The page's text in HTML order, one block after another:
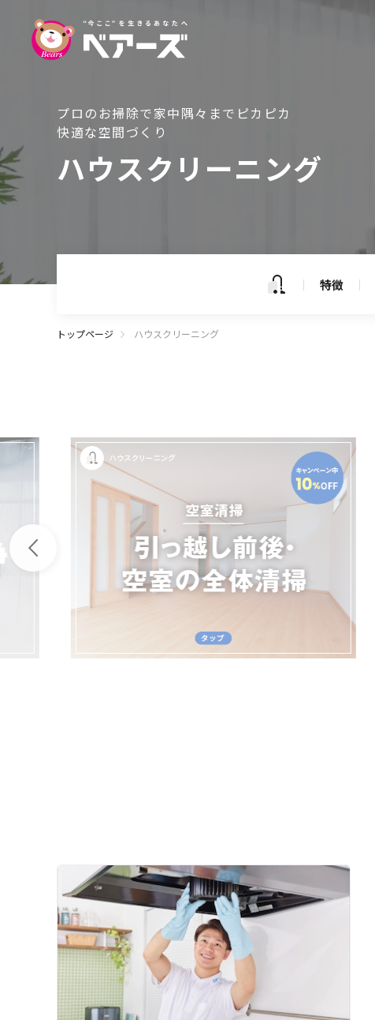
特徴
流れ
プロのお掃除で家中隅々までピカピカ
快適な空間づくり
ハウスクリーニング
特徴
トップページ ハウスクリーニング